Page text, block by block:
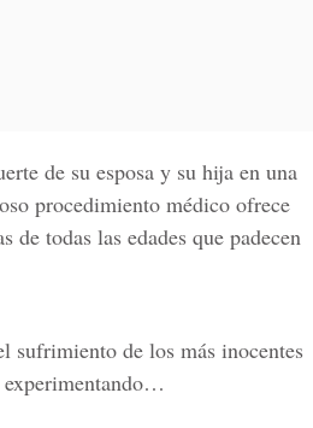
de su esposa y su hija en una
procedimiento médico ofrece
de todas las edades que padecen
sufrimiento de los más inocentes
experimentando…